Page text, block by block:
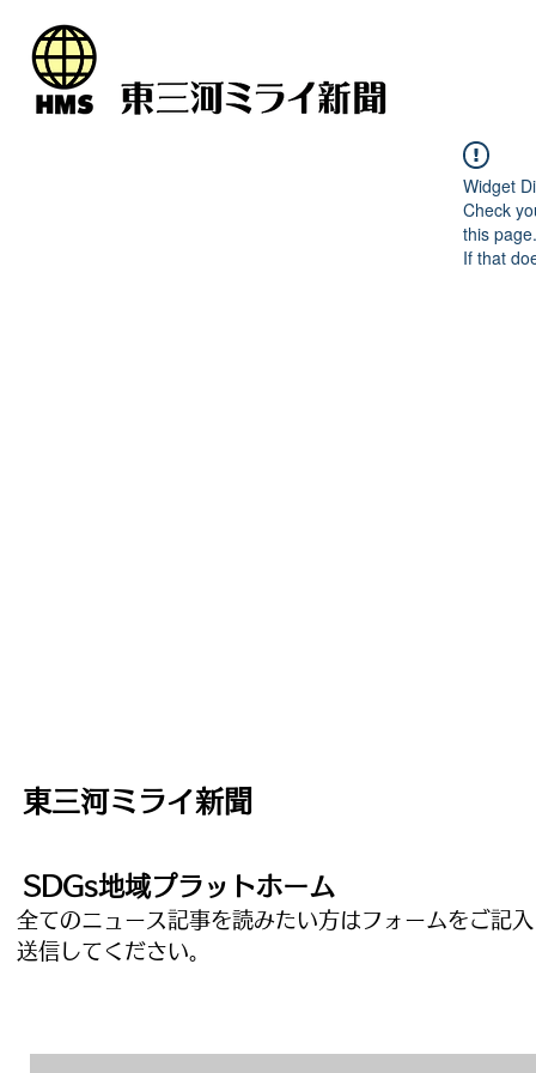
Widget
Check
this page.
If that
東三河ミライ新聞
SDGs地域プラットホーム
全てのニュース記事を読みたい方はフォームをご記
​送信してください。